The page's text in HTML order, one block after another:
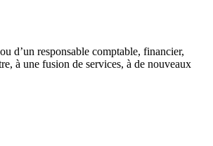
d’un responsable comptable, financier,
à une fusion de services, à de nouveaux